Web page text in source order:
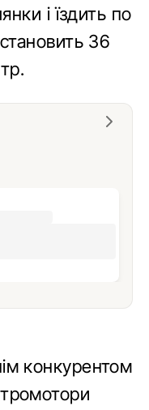
і їздить по
36
конкурентом